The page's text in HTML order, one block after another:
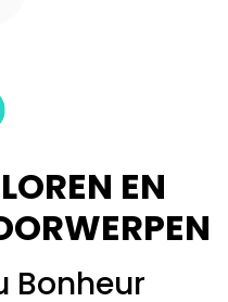
EN
Bonheur